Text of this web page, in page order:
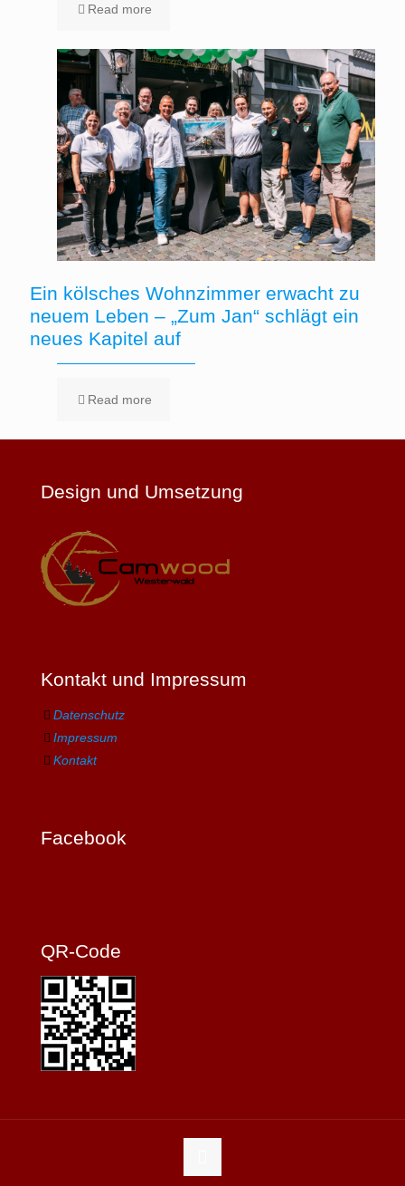
Read more
Ein kölsches Wohnzimmer erwacht zu
neuem Leben – „Zum Jan“ schlägt ein
neues Kapitel auf
Read more
Design und Umsetzung
Kontakt und Impressum
Datenschutz
Impressum
Kontakt
Facebook
QR-Code